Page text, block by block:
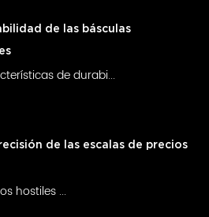
de las básculas
de durabi...
de las escalas de precios
1. El desafío de los entornos hostiles ...